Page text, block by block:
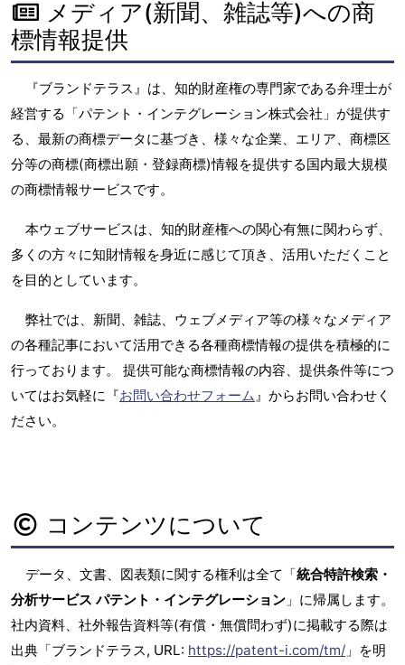
メディア(新聞、雑誌等)への商
標情報提供
『ブランドテラス』は、知的財産権の専門家である弁理士が
経営する「パテント・インテグレーション株式会社」が提供す
る、最新の商標データに基づき、様々な企業、エリア、商標区
分等の商標(商標出願・登録商標)情報を提供する国内最大規模
の商標情報サービスです。
本ウェブサービスは、知的財産権への関心有無に関わらず、
多くの方々に知財情報を身近に感じて頂き、活用いただくこと
を目的としています。
弊社では、新聞、雑誌、ウェブメディア等の様々なメディア
の各種記事において活用できる各種商標情報の提供を積極的に
行っております。 提供可能な商標情報の内容、提供条件等につ
いてはお気軽に『お問い合わせフォーム』からお問い合わせく
ださい。
コンテンツについて
データ、文書、図表類に関する権利は全て「統合特許検索・
分析サービス パテント・インテグレーション 」に帰属します。
社内資料、社外報告資料等(有償・無償問わず)に掲載する際は
出典「ブランドテラス, URL: https://patent-i.com/tm/ 」を明